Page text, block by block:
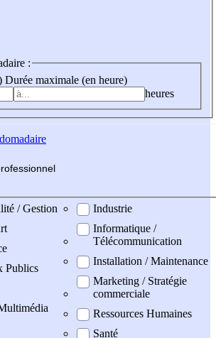
:
Durée maximale (en heure)
heures
fessionnel
/ Gestion
Publics
Industrie
Informatique /
Télécommunication
Installation / Maintenance
Marketing / Stratégie
commerciale
Ressources Humaines
Santé